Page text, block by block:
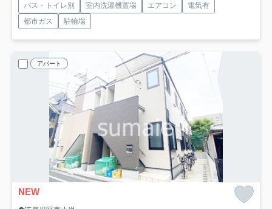
バス・トイレ別 室内洗濯機置場 エアコン
電気有
都市ガス
駐輪場
アパート
NEW